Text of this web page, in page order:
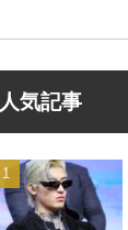
人気記事